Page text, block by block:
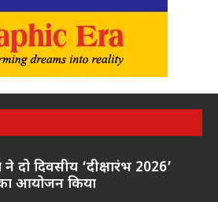
दो दिवसीय ‘दीक्षारंभ 2026’
आयोजन किया